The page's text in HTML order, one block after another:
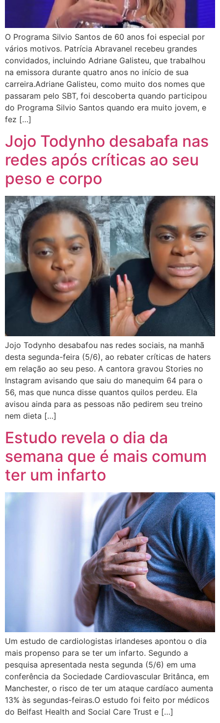
O Programa Silvio Santos de 60 anos foi especial por
vários motivos. Patrícia Abravanel recebeu grandes
convidados, incluindo Adriane Galisteu, que trabalhou
na emissora durante quatro anos no início de sua
carreira.Adriane Galisteu, como muito dos nomes que
passaram pelo SBT, foi descoberta quando participou
do Programa Silvio Santos quando era muito jovem, e
fez […]
Jojo Todynho desabafa nas
redes após críticas ao seu
peso e corpo
Jojo Todynho desabafou nas redes sociais, na manhã
desta segunda-feira (5/6), ao rebater críticas de haters
em relação ao seu peso. A cantora gravou Stories no
Instagram avisando que saiu do manequim 64 para o
56, mas que nunca disse quantos quilos perdeu. Ela
avisou ainda para as pessoas não pedirem seu treino
nem dieta […]
Estudo revela o dia da
semana que é mais comum
ter um infarto
Um estudo de cardiologistas irlandeses apontou o dia
mais propenso para se ter um infarto. Segundo a
pesquisa apresentada nesta segunda (5/6) em uma
conferência da Sociedade Cardiovascular Britânca, em
Manchester, o risco de ter um ataque cardíaco aumenta
13% às segundas-feiras.O estudo foi feito por médicos
do Belfast Health and Social Care Trust e […]